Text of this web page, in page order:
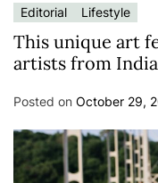
Editorial Lifestyle
This unique art
artists from
Posted on October 29,